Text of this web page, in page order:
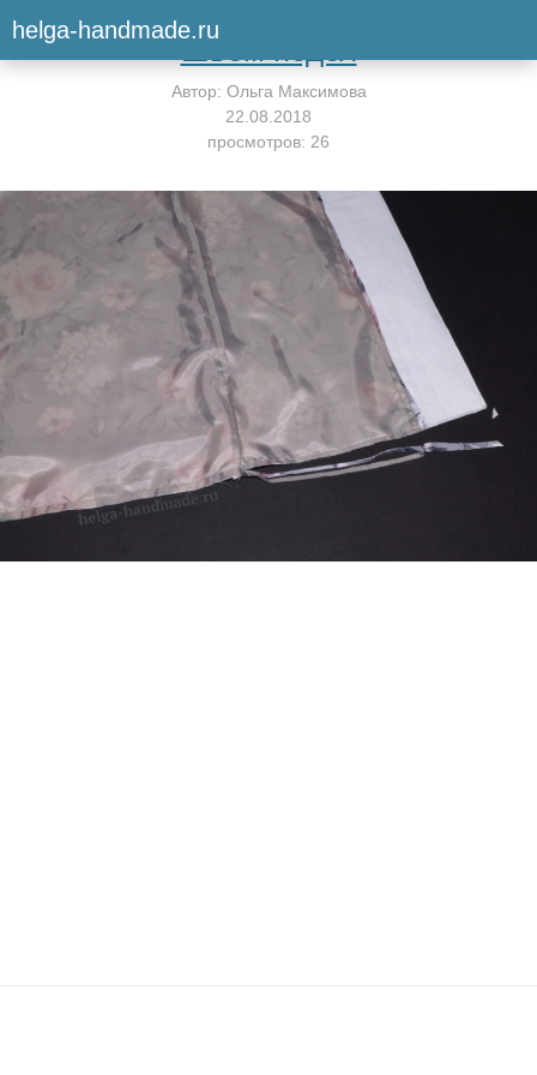
helga-handmade.ruВернуться к мастер-классу
Шьём подол
Автор: Ольга Максимова
22.08.2018
просмотров: 26